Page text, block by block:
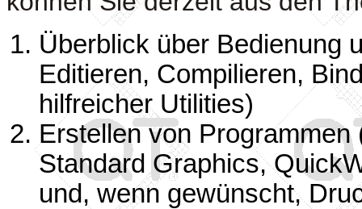
Überblick über Bedienung
Editieren, Compilieren,
hilfreicher Utilities)
Erstellen von
Standard Graphics,
und, wenn gewünscht,